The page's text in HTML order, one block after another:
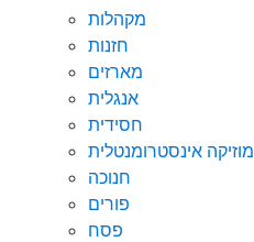
מקהלות
חזנות
מארזים
אנגלית
חסידית
מוזיקה אינסטרומנטלית
חנוכה
פורים
פסח